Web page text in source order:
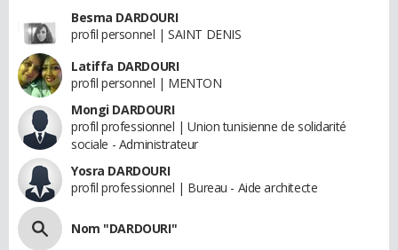
Besma DARDOURI
profil personnel | SAINT DENIS
Latiffa DARDOURI
profil personnel | MENTON
Mongi DARDOURI
profil professionnel | Union tunisienne de solidarité
sociale - Administrateur
Yosra DARDOURI
profil professionnel | Bureau - Aide architecte
Nom "DARDOURI"